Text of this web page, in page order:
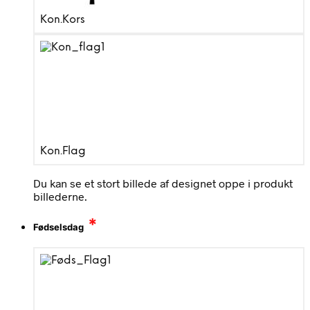
Kon.Kors
Kon.Flag
Du kan se et stort billede af designet oppe i produkt
billederne.
Fødselsdag *